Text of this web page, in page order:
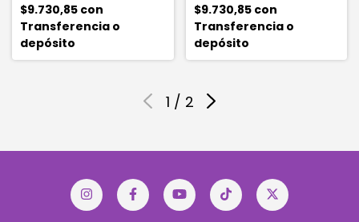
$9.730,85 con
Transferencia o
depósito
$9.730,85 con
Transferencia o
depósito
1 / 2